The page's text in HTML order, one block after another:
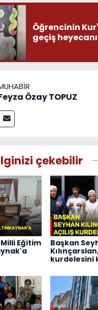
Öğrencinin
geçiş
Özay TOPUZ
çekebilir
Eğitim
Başkan
kurdelesini